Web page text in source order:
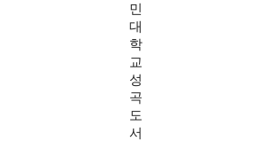
민
대
학
교
성
곡
도
서